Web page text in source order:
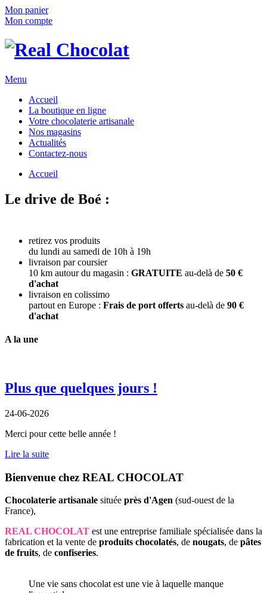
Mon panier
Mon compte
Menu
Accueil
La boutique en ligne
Votre chocolaterie artisanale
Nos magasins
Actualités
Contactez-nous
Accueil
Le drive de Boé :
retirez vos produits
du lundi au samedi de 10h à 19h
livraison par coursier
10 km autour du magasin : GRATUITE au-delà de 50 €
d'achat
livraison en colissimo
partout en Europe : Frais de port offerts au-delà de 90 €
d'achat
A la une
Plus que quelques jours !
24-06-2026
Merci pour cette belle année !
Lire la suite
Bienvenue chez REAL CHOCOLAT
Chocolaterie artisanale située près d'Agen (sud-ouest de la
France),
REAL CHOCOLAT est une entreprise familiale spécialisée dans la
fabrication et la vente de produits chocolatés, de nougats, de pâtes
de fruits, de confiseries.
Une vie sans chocolat est une vie à laquelle manque